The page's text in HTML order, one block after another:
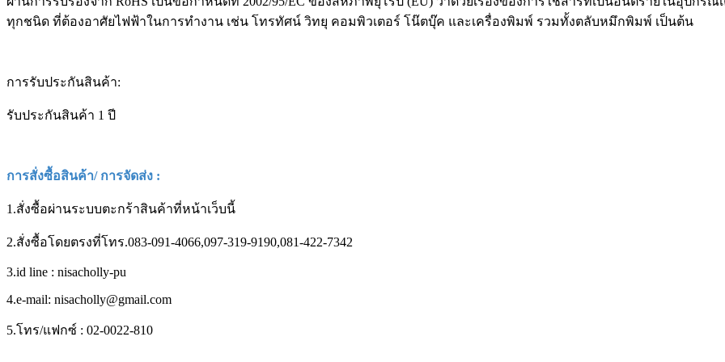
ทุกชนิด ที่ต้องอาศัยไฟฟ้าในการทำงาน เช่น โทรทัศน์ วิทยุ คอมพิวเตอร์ โน๊ตบุ๊ค และเครื่องพิมพ์ รวมทั้งตลับหมึกพิมพ์ เป็นต้น
การรับประกันสินค้า:
รับประกันสินค้า 1 ปี
การสั่งซื้อสินค้า/ การจัดส่ง :
1.สั่งซื้อผ่านระบบตะกร้าสินค้าที่หน้าเว็บนี้
2.สั่งซื้อโดยตรงที่โทร.083-091-4066,097-319-9190,081-422-7342
3.id line : nisacholly-pu
4.e-mail: nisacholly@gmail.com
5.โทร/แฟกซ์ : 02-0022-810